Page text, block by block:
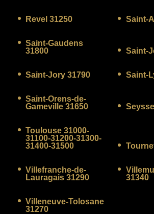
Revel 31250 Saint-
Saint-Gaudens
31800
Saint-
Saint-Jory 31790 Saint-
Saint-Orens-de-
Gameville 31650
Toulouse 31000-
31100-31200-31300-
31400-31500
Villefranche-de-
Lauragais 31290
31340
Villeneuve-Tolosane
31270